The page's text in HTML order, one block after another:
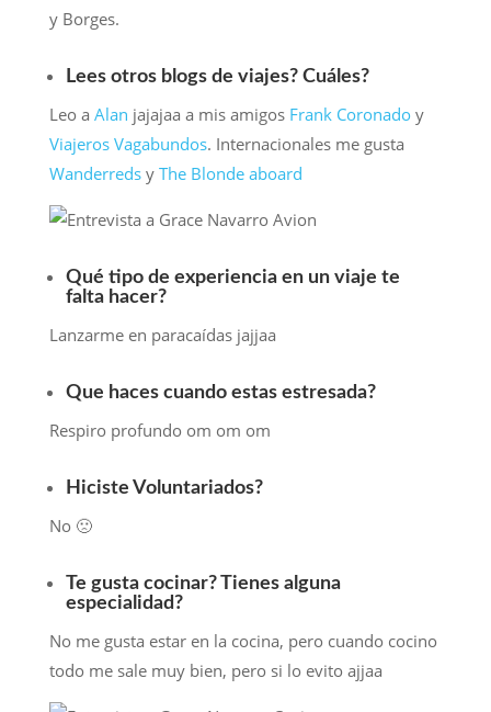
y Borges.
Lees otros blogs de viajes? Cuáles?
Leo a Alan jajajaa a mis amigos Frank Coronadoy
Viajeros Vagabundos. Internacionales me gusta
Wanderredsy The Blonde aboard
Qué tipo de experiencia en un viaje te
falta hacer?
Lanzarme en paracaídas jajjaa
Que haces cuando estas estresada?
Respiro profundo om om om
Hiciste Voluntariados?
No 🙁
Te gusta cocinar? Tienes alguna
especialidad?
No me gusta estar en la cocina, pero cuando cocino
todo me sale muy bien, pero si lo evito ajjaa